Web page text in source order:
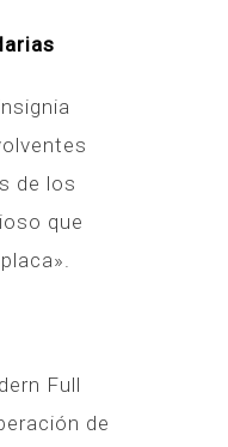
de los
que
Full
de